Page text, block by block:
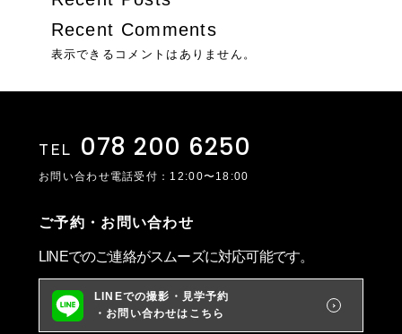
Recent Comments
表示できるコメントはありません。
TEL 078 200 6250
お問い合わせ電話受付：12:00〜18:00
ご予約・お問い合わせ
LINEでのご連絡がスムーズに対応可能です。
LINEでの撮影・見学予約
・お問い合わせはこちら